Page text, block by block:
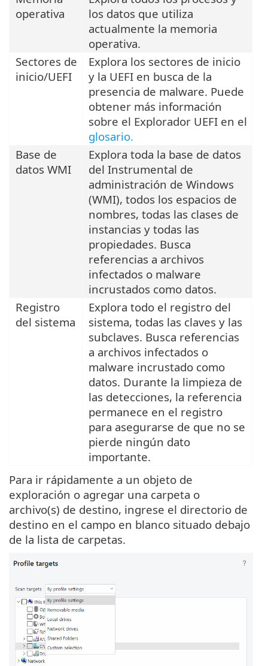
operativa
los datos que utiliza
actualmente la memoria
operativa.
Sectores de
inicio/UEFI
Explora los sectores de inicio
y la UEFI en busca de la
presencia de malware. Puede
obtener más información
sobre el Explorador UEFI en el
glosario.
Base de
datos WMI
Explora toda la base de datos
del Instrumental de
administración de Windows
(WMI), todos los espacios de
nombres, todas las clases de
instancias y todas las
propiedades. Busca
referencias a archivos
infectados o malware
incrustados como datos.
Registro
del sistema
Explora todo el registro del
sistema, todas las claves y las
subclaves. Busca referencias
a archivos infectados o
malware incrustado como
datos. Durante la limpieza de
las detecciones, la referencia
permanece en el registro
para asegurarse de que no se
pierde ningún dato
importante.
Para ir rápidamente a un objeto de
exploración o agregar una carpeta o
archivo(s) de destino, ingrese el directorio de
destino en el campo en blanco situado debajo
de la lista de carpetas.